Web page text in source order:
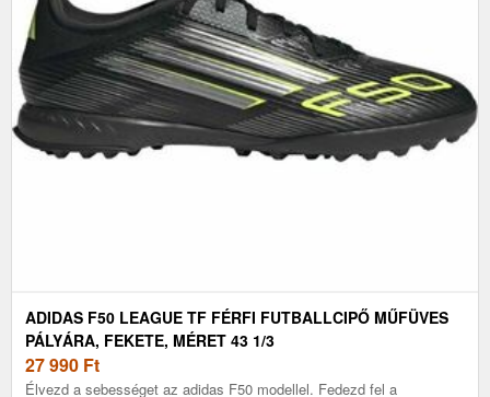
ADIDAS F50 LEAGUE TF FÉRFI FUTBALLCIPŐ MŰFÜVES
PÁLYÁRA, FEKETE, MÉRET 43 1/3
27 990 Ft
Élvezd a sebességet az adidas F50 modellel. Fedezd fel a